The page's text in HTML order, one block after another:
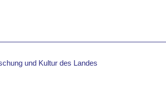
und Kultur des Landes